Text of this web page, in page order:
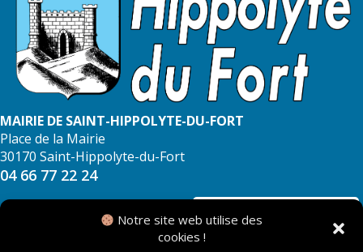
Notre site web utilise des
cookies !
MAIRIE DE SAINT-HIPPOLYTE-DU-FORT
Place de la Mairie
30170 Saint-Hippolyte-du-Fort
04 66 77 22 24
NOUS CONTACTER